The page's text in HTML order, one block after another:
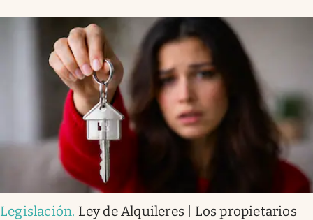
Legislación. Ley de Alquileres | Los propietarios